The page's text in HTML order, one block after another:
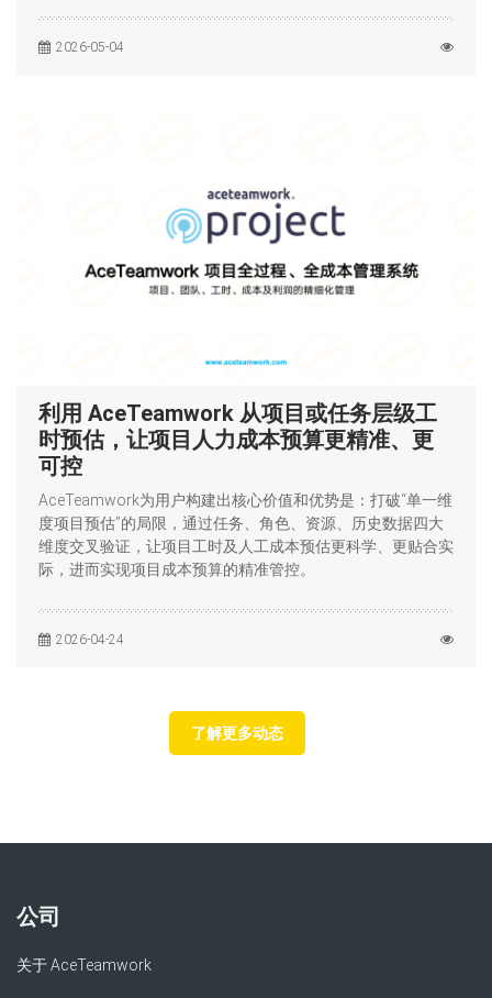
2026-05-04
利用 AceTeamwork 从项目或任务层级工
时预估，让项目人力成本预算更精准、更
可控
AceTeamwork为用户构建出核心价值和优势是：打破“单一维
度项目预估”的局限，通过任务、角色、资源、历史数据四大
维度交叉验证，让项目工时及人工成本预估更科学、更贴合实
际，进而实现项目成本预算的精准管控。
2026-04-24
了解更多动态
公司
关于 AceTeamwork